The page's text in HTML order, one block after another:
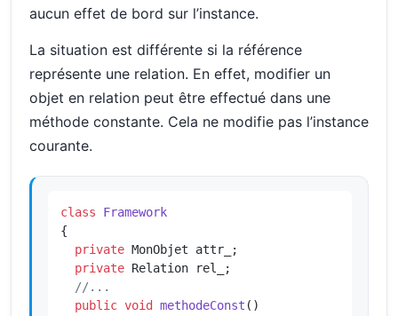
aucun effet de bord sur l’instance.
La situation est différente si la référence
représente une relation. En effet, modifier un
objet en relation peut être effectué dans une
méthode constante. Cela ne modifie pas l’instance
courante.
class
Framework
{
private MonObjet attr_;
private Relation rel_;
//...
public void methodeConst ()